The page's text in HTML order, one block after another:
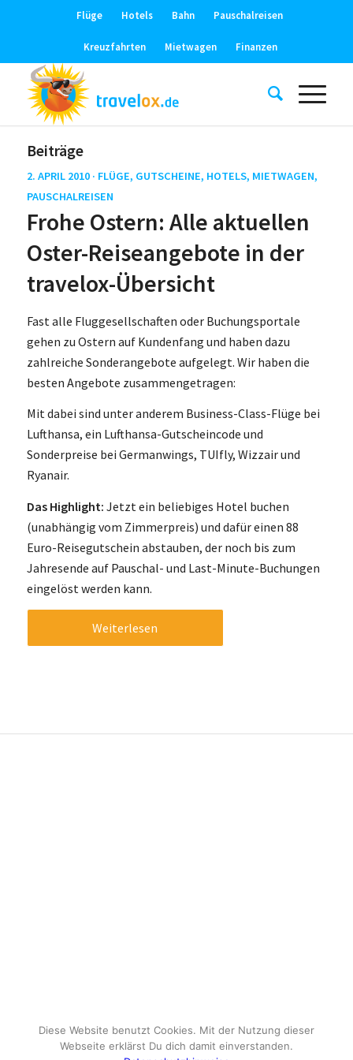
Flüge Hotels Bahn Pauschalreisen
Kreuzfahrten Mietwagen Finanzen
Beiträge
2. APRIL 2010 · FLÜGE, GUTSCHEINE, HOTELS, MIETWAGEN,
PAUSCHALREISEN
Frohe Ostern: Alle aktuellen
Oster-Reiseangebote in der
travelox-Übersicht
Fast alle Fluggesellschaften oder Buchungsportale
gehen zu Ostern auf Kundenfang und haben dazu
zahlreiche Sonderangebote aufgelegt. Wir haben die
besten Angebote zusammengetragen:
Mit dabei sind unter anderem Business-Class-Flüge bei
Lufthansa, ein Lufthansa-Gutscheincode und
Sonderpreise bei Germanwings, TUIfly, Wizzair und
Ryanair.
Das Highlight: Jetzt ein beliebiges Hotel buchen
(unabhängig vom Zimmerpreis) und dafür einen 88
Euro-Reisegutschein abstauben, der noch bis zum
Jahresende auf Pauschal- und Last-Minute-Buchungen
eingelöst werden kann.
Weiterlesen
Diese Website benutzt Cookies. Mit der Nutzung dieser
Webseite erklärst Du dich damit einverstanden.